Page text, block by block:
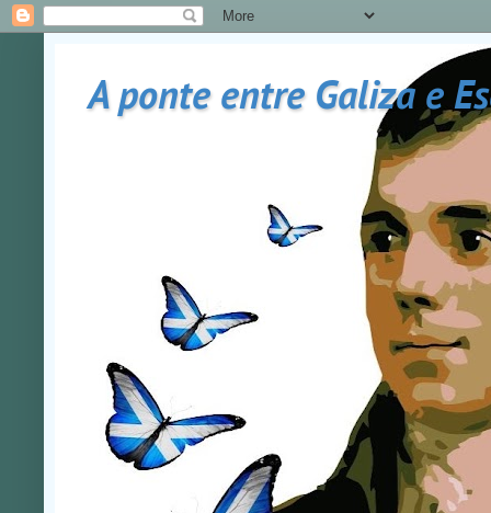
A ponte entre Galiza e